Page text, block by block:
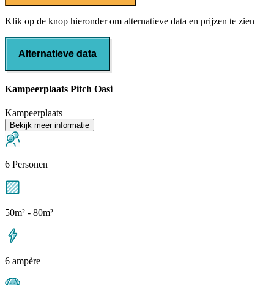
Klik op de knop hieronder om alternatieve data en prijzen te zien
Alternatieve data
Kampeerplaats Pitch Oasi
Kampeerplaats
Bekijk meer informatie
6 Personen
50m² - 80m²
6 ampère